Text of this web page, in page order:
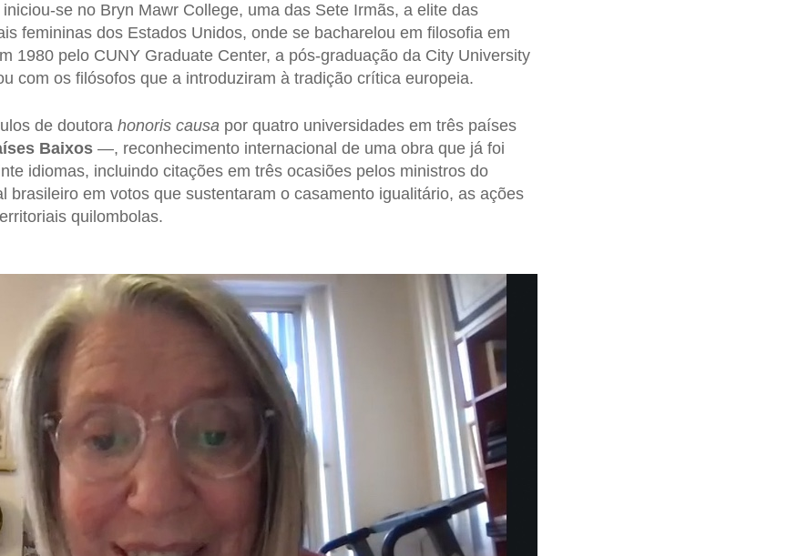
se no Bryn Mawr College, uma das Sete Irmãs, a elite das
femininas dos Estados Unidos, onde se bacharelou em filosofia em
1980 pelo CUNY Graduate Center, a pós-graduação da City University
com os filósofos que a introduziram à tradição crítica europeia.
de doutora honoris causapor quatro universidades em três países
Baixos—, reconhecimento internacional de uma obra que já foi
idiomas, incluindo citações em três ocasiões pelos ministros do
brasileiro em votos que sustentaram o casamento igualitário, as ações
quilombolas.